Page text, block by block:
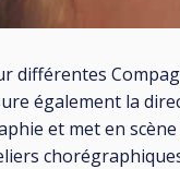
différentes
également la
et met en